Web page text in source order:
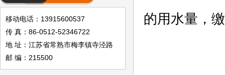
移动电话：13915600537
传 真：86-0512-52346722
地 址：江苏省常熟市梅李镇寺泾路
邮 编：215500
的用水量，